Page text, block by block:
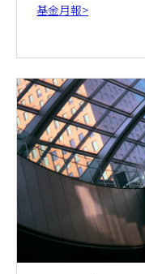
基金月報>